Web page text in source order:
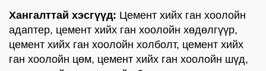
Хангалттай хэсгүүд: Цемент хийх ган хоолойн
адаптер, цемент хийх ган хоолойн хөдөлгүүр,
цемент хийх ган хоолойн холболт, цемент хийх
ган хоолойн цөм, цемент хийх ган хоолойн шүд,